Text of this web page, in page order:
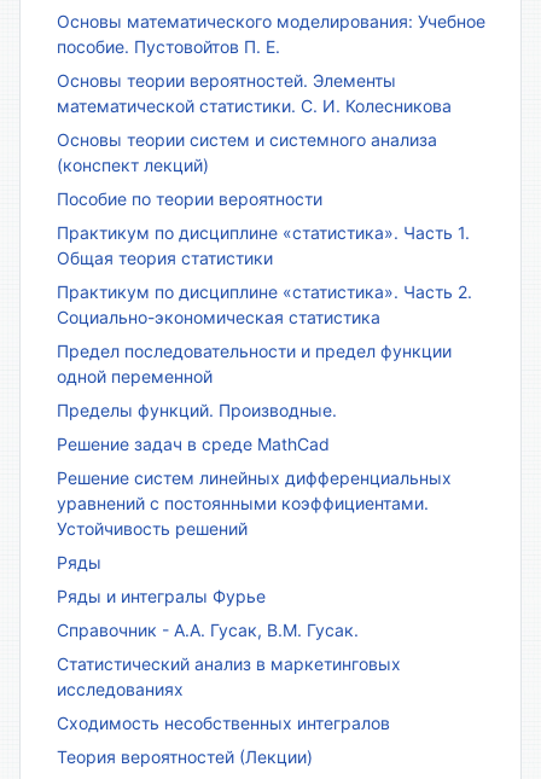
Основы математического моделирования: Учебное
пособие. Пустовойтов П. Е.
Основы теории вероятностей. Элементы
математической статистики. С. И. Колесникова
Основы теории систем и системного анализа
(конспект лекций)
Пособие по теории вероятности
Практикум по дисциплине «статистика». Часть 1.
Общая теория статистики
Практикум по дисциплине «статистика». Часть 2.
Социально-экономическая статистика
Предел последовательности и предел функции
одной переменной
Пределы функций. Производные.
Решение задач в среде MathCad
Решение систем линейных дифференциальных
уравнений с постоянными коэффициентами.
Устойчивость решений
Ряды
Ряды и интегралы Фурье
Справочник - А.А. Гусак, В.М. Гусак.
Статистический анализ в маркетинговых
исследованиях
Сходимость несобственных интегралов
Теория вероятностей (Лекции)